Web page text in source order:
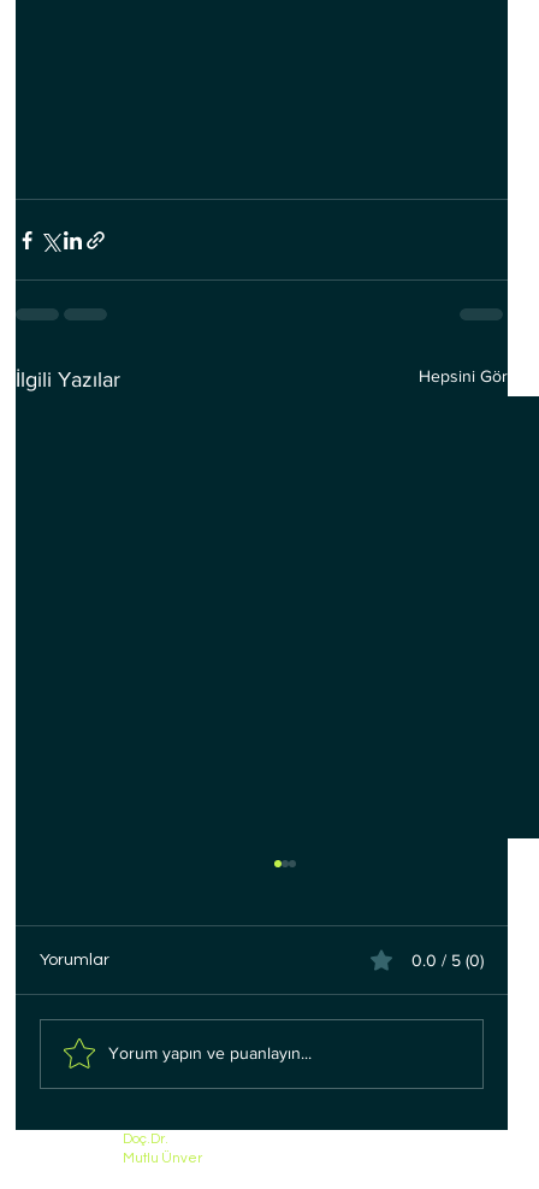
İlgili Yazılar Hepsini Gör
Yorumlar 0.0 / 5 (0)
Yorum yapın ve puanlayın...
Doç.Dr.
Mutlu Ünver